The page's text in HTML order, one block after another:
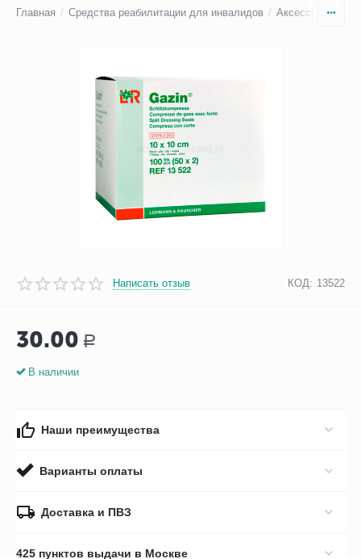
Главная / Средства реабилитации для инвалидов / Аксессуары для
Написать отзыв КОД: 13522
30.00 Р
В наличии
Наши преимущества
Варианты оплаты
Доставка и ПВЗ
425 пунктов выдачи в Москве